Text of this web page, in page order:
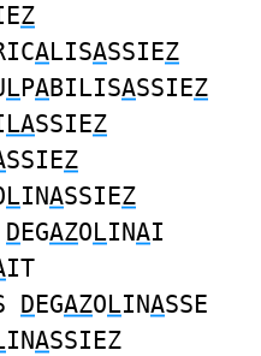
Z
ALISASSIEZ
LPABILISASSIEZ
LASSIEZ
SSIEZ
LINASSIEZ
DEGAZOLINAI
IT
DEGAZOLINASSE
INASSIEZ